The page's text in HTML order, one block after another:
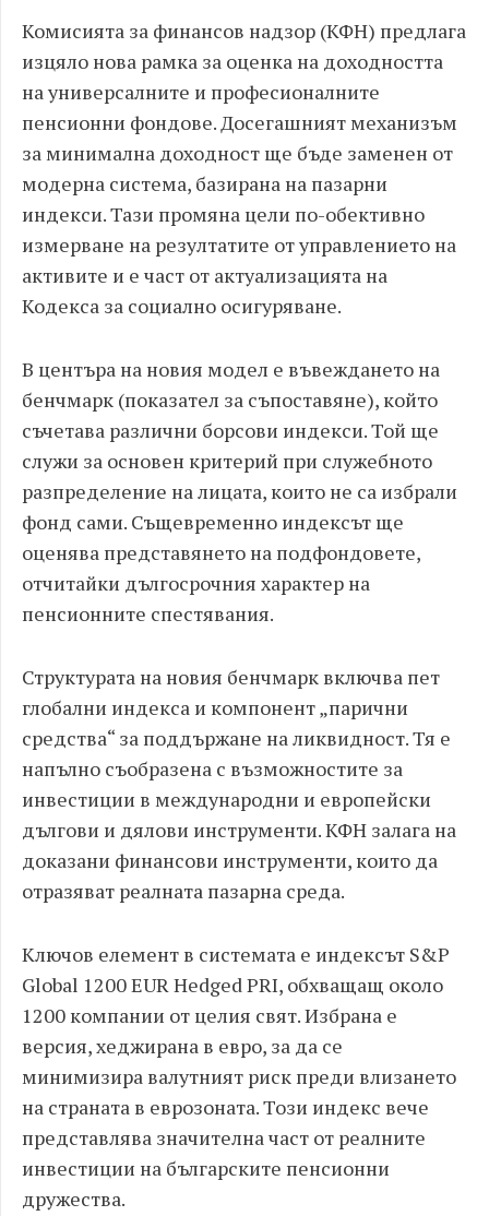
Комисията за финансов надзор (КФН) предлага
изцяло нова рамка за оценка на доходността
на универсалните и професионалните
пенсионни фондове. Досегашният механизъм
за минимална доходност ще бъде заменен от
модерна система, базирана на пазарни
индекси. Тази промяна цели по-обективно
измерване на резултатите от управлението на
активите и е част от актуализацията на
Кодекса за социално осигуряване.
В центъра на новия модел е въвеждането на
бенчмарк (показател за съпоставяне), който
съчетава различни борсови индекси. Той ще
служи за основен критерий при служебното
разпределение на лицата, които не са избрали
фонд сами. Същевременно индексът ще
оценява представянето на подфондовете,
отчитайки дългосрочния характер на
пенсионните спестявания.
Структурата на новия бенчмарк включва пет
глобални индекса и компонент „парични
средства“ за поддържане на ликвидност. Тя е
напълно съобразена с възможностите за
инвестиции в международни и европейски
дългови и дялови инструменти. КФН залага на
доказани финансови инструменти, които да
отразяват реалната пазарна среда.
Ключов елемент в системата е индексът S&P
Global 1200 EUR Hedged PRI, обхващащ около
1200 компании от целия свят. Избрана е
версия, хеджирана в евро, за да се
минимизира валутният риск преди влизането
на страната в еврозоната. Този индекс вече
представлява значителна част от реалните
инвестиции на българските пенсионни
дружества.